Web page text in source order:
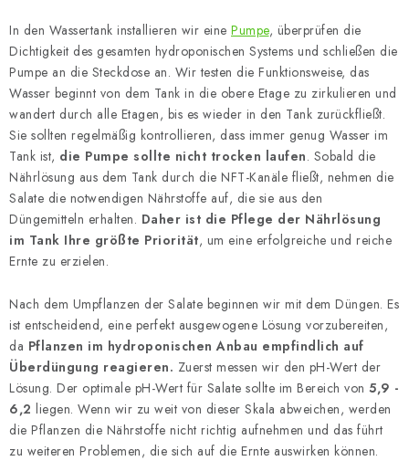
In den Wassertank installieren wir eine Pumpe, überprüfen die
Dichtigkeit des gesamten hydroponischen Systems und schließen die
Pumpe an die Steckdose an. Wir testen die Funktionsweise, das
Wasser beginnt von dem Tank in die obere Etage zu zirkulieren und
wandert durch alle Etagen, bis es wieder in den Tank zurückfließt.
Sie sollten regelmäßig kontrollieren, dass immer genug Wasser im
Tank ist, die Pumpe sollte nicht trocken laufen. Sobald die
Nährlösung aus dem Tank durch die NFT-Kanäle fließt, nehmen die
Salate die notwendigen Nährstoffe auf, die sie aus den
Düngemitteln erhalten. Daher ist die Pflege der Nährlösung
im Tank Ihre größte Priorität, um eine erfolgreiche und reiche
Ernte zu erzielen.
Nach dem Umpflanzen der Salate beginnen wir mit dem Düngen. Es
ist entscheidend, eine perfekt ausgewogene Lösung vorzubereiten,
da Pflanzen im hydroponischen Anbau empfindlich auf
Überdüngung reagieren. Zuerst messen wir den pH-Wert der
Lösung. Der optimale pH-Wert für Salate sollte im Bereich von 5,9 -
6,2 liegen. Wenn wir zu weit von dieser Skala abweichen, werden
die Pflanzen die Nährstoffe nicht richtig aufnehmen und das führt
zu weiteren Problemen, die sich auf die Ernte auswirken können.